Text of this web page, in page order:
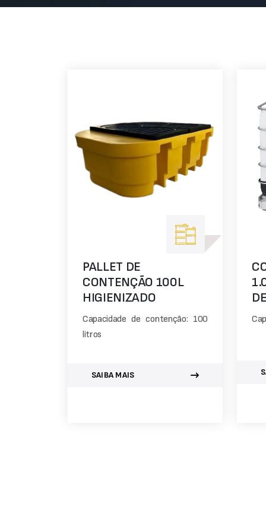
PALLET DE
CONTENÇÃO 100L
HIGIENIZADO
Capacidade de contenção: 100
litros
SAIBA MAIS